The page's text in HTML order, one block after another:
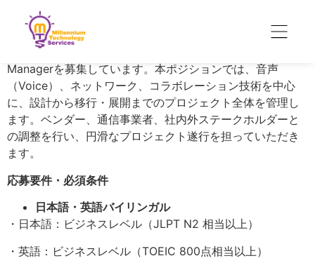
日本国内におけるデータセンターおよびオフィス移行プロ
ジェクトをリードする、バイリンガル Technical Project
Managerを募集しています。本ポジションでは、音声
（Voice）、ネットワーク、コラボレーション技術を中心
に、設計から移行・展開までのプロジェクト全体を管理し
ます。ベンダー、通信事業者、社内外ステークホルダーと
の調整を行い、円滑なプロジェクト遂行を担っていただき
ます。
応募要件・必須条件
日本語・英語バイリンガル
・日本語：ビジネスレベル（JLPT N2 相当以上）
・英語：ビジネスレベル（TOEIC 800点相当以上）